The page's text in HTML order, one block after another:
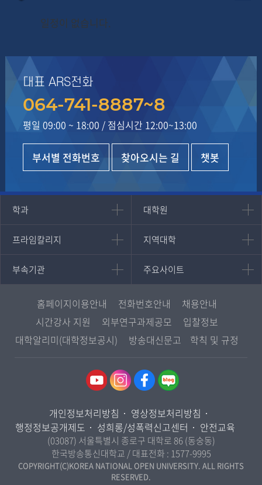
일정이 없습니다.
대표 ARS전화
064-741-8887~8
평일 09:00 ~ 18:00 / 점심시간 12:00~13:00
부서별 전화번호 찾아오시는 길 챗봇
학과
인문과학대학
국어국문학과
영어영문학과
일본학과
사회과학대학
무역학과
미디어영상학과
도시콘텐츠·관광학과
사회복지연계전공
대학원
대학원
대학원
경영대학원
프라임칼리지
프라임칼리지
학사학위과정
평생교육과정
지역대학
지역대학
지역대학 포털
서울지역대학
대구경북지역대학
인천지역대학
광주전남지역대학
울산지역대학
경기지역대학
강원지역대학
충북지역대학
전북지역대학
경남지역대학
부속기관
부속기관
중앙도서관
원격교육혁신연구원
통합인문학연구소
디지털미디어센터
국제협력단
산학협력단
주요사이트
주요사이트
멘토링
진로심리상담
교육정보화본부
국립대학육성사업
홈페이지이용안내 전화번호안내
채용안내
시간강사 지원
외부연구과제공모
입찰정보
대학알리미(대학정보공시)
방송대신문고 학칙 및 규정
개인정보처리방침
영상정보처리방침
행정정보공개제도
성희롱/성폭력신고센터 안전교육
(03087) 서울특별시 종로구 대학로 86 (동숭동)
한국방송통신대학교 / 대표전화 : 1577-9995
COPYRIGHT(C)KOREA NATIONAL OPEN UNIVERSITY. ALL RIGHTS
RESERVED.